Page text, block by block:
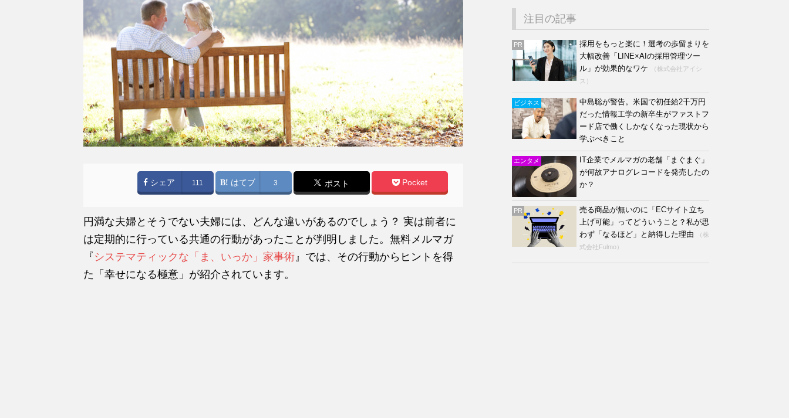
シェア 111 はてブ 3 ポスト Pocket
円満な夫婦とそうでない夫婦には、どんな違いがあるのでしょう？ 実は前者に
は定期的に行っている共通の行動があったことが判明しました。無料メルマガ
『 システマティックな「ま、いっか」家事術 』では、その行動からヒントを得
た「幸せになる極意」が紹介されています。
注目の記事
PR
採用をもっと楽に！選考の歩留まりを
大幅改善「LINE×AIの採用管理ツー
ル」が効果的なワケ
（株式会社アイシ
ス）
ビジネス
中島聡が警告。米国で初任給2千万円
だった情報工学の新卒生がファストフ
ード店で働くしかなくなった現状から
学ぶべきこと
エンタメ
IT企業でメルマガの老舗「まぐまぐ」
が何故アナログレコードを発売したの
か？
PR
売る商品が無いのに「ECサイト立ち
上げ可能」ってどういうこと？私が思
わず「なるほど」と納得した理由
（株
式会社Fulmo）